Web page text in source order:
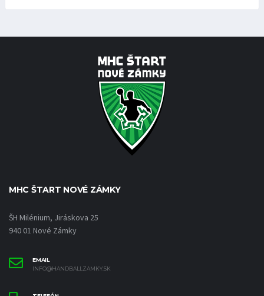
MHC ŠTART NOVÉ ZÁMKY
ŠH Milénium, Jiráskova 25
940 01 Nové Zámky
EMAIL
INFO@HANDBALLZAMKY.SK